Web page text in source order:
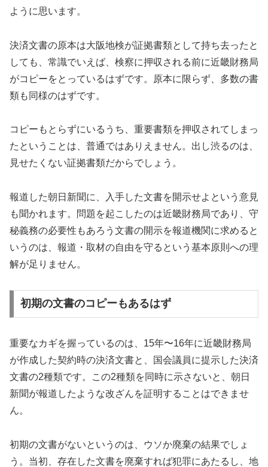
ように思います。
決済文書の原本は大阪地検が証拠書類として持ち去ったと
しても、常識でいえば、検察に押収される前に近畿財務局
がコピーをとっているはずです。原本に限らず、多数の書
類も同様のはずです。
コピーもとらずにいるうち、重要書類を押収されてしまっ
たということは、普通ではありえません。出し渋るのは、
見せたくない証拠書類だからでしょう。
報道した朝日新聞に、入手した文書を開示せよという意見
も聞かれます。問題を起こしたのは近畿財務局であり、守
秘義務の必要性もあろう文書の開示を報道機関に求めると
いうのは、報道・取材の自由を守るという基本原則への理
解が足りません。
初期の文書のコピーもあるはず
重要なカギを握っているのは、15年〜16年に近畿財務局
が作成した契約時の決済文書と、国会議員に提示した決済
文書の2種類です。この2種類を同時に示さないと、朝日
新聞が報道したような改ざんを証明することはできませ
ん。
初期の文書がないというのは、ウソか廃棄の結果でしょ
う。当初、存在した文書を廃棄すれば犯罪にあたるし、地